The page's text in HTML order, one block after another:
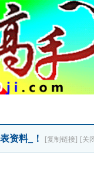
资料_！ [复制链接] [关